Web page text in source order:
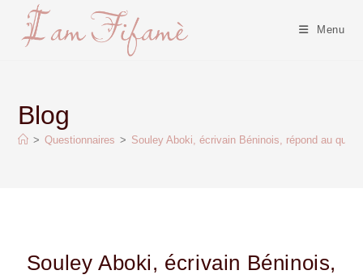
Menu
Blog
> Questionnaires > Souley Aboki, écrivain Béninois, répond au
Souley Aboki, écrivain Béninois,